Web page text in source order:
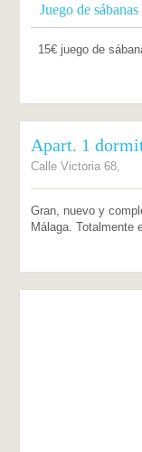
Juego de
15€ juego de
Apart. 1
Calle Victoria 68,
Gran, nuevo y
Málaga. Totalmente